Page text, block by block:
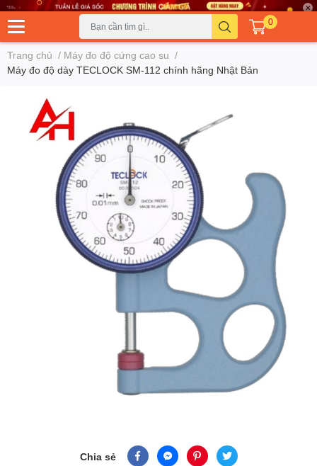
0
Trang chủ / Máy đo độ cứng cao su /
Máy đo độ dày TECLOCK SM-112 chính hãng Nhật Bản
Chia sẻ